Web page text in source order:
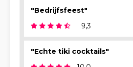
"Bedrijfsfeest"
9,3
"Echte tiki cocktails"